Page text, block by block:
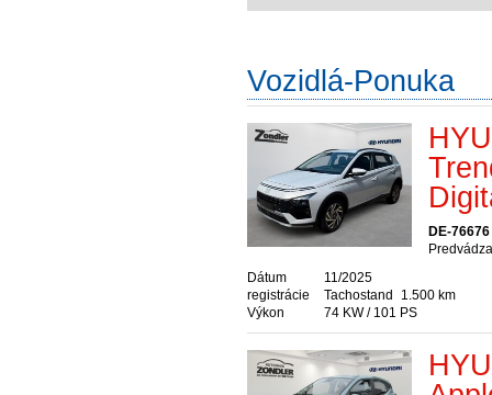
Vozidlá-Ponuka
DE-
Dátum
registrácie
11/2025
Tachostand
1.500 km
Výkon
74 KW / 101 PS